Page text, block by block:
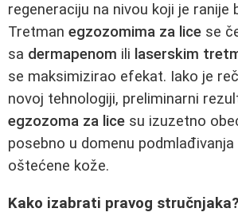
regeneraciju na nivou koji je ranije
Tretman egzozomima za lice se
sa dermapenom ili laserskim
se maksimizirao efekat. Iako je
novoj tehnologiji, preliminarni
egzozoma za lice su izuzetno
posebno u domenu
oštećene kože.
Kako izabrati pravog stručnjaka?